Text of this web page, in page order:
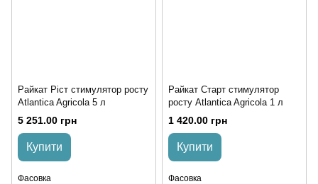
Райкат Ріст стимулятор росту
Atlantica Agricola 5 л
5 251.00 грн
Купити
Фасовка
Райкат Старт стимулятор
росту Atlantica Agricola 1 л
1 420.00 грн
Купити
Фасовка